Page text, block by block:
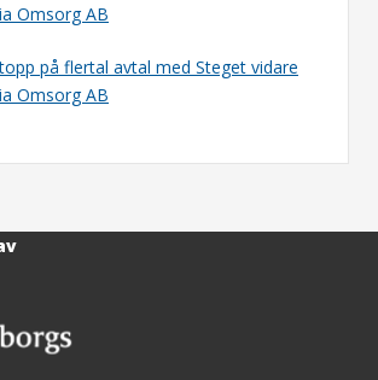
Omsorg AB
på flertal avtal med Steget vidare
Omsorg AB